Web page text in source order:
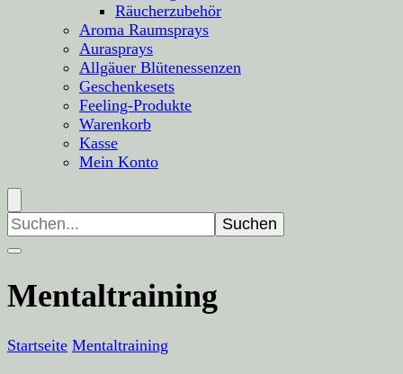
Räucherzubehör
Aroma Raumsprays
Aurasprays
Allgäuer Blütenessenzen
Geschenkesets
Feeling-Produkte
Warenkorb
Kasse
Mein Konto
Suchen
nach:
Mentaltraining
Startseite Mentaltraining